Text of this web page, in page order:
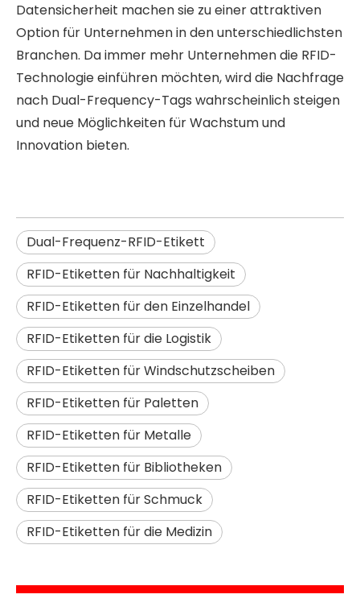
Datensicherheit machen sie zu einer attraktiven
Option für Unternehmen in den unterschiedlichsten
Branchen. Da immer mehr Unternehmen die RFID-
Technologie einführen möchten, wird die Nachfrage
nach Dual-Frequency-Tags wahrscheinlich steigen
und neue Möglichkeiten für Wachstum und
Innovation bieten.
Dual-Frequenz-RFID-Etikett
RFID-Etiketten für Nachhaltigkeit
RFID-Etiketten für den Einzelhandel
RFID-Etiketten für die Logistik
RFID-Etiketten für Windschutzscheiben
RFID-Etiketten für Paletten
RFID-Etiketten für Metalle
RFID-Etiketten für Bibliotheken
RFID-Etiketten für Schmuck
RFID-Etiketten für die Medizin